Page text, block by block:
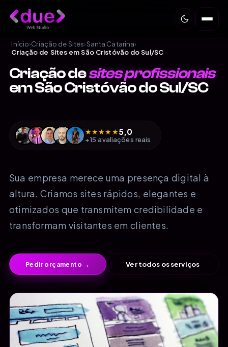
Início›Criação de Sites›Santa Catarina›
Criação de Sites em São Cristóvão do Sul/SC
Criação desites profissionais
em São Cristóvão do Sul/SC
★★★★★5,0
+15 avaliações reais
Sua empresa merece uma presença digital à
altura. Criamos sites rápidos, elegantes e
otimizados que transmitem credibilidade e
transformam visitantes em clientes.
Pedir orçamento → Ver todos os serviços